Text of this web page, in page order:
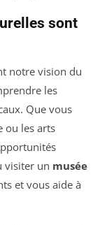
sont
notre vision du
les
Que vous
ou les arts
visiter un musée
et vous aide à